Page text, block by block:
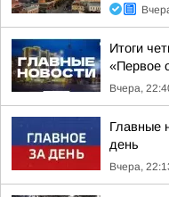
Итоги
«Первое
Вчера,
Главные
день
Вчера,